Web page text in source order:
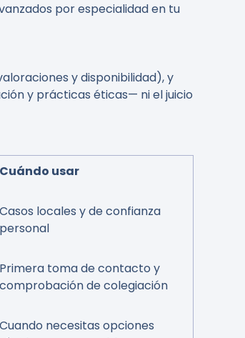
por especialidad en tu
y disponibilidad), y
y prácticas éticas— ni el juicio
Cuándo usar
Casos locales y de confianza
personal
Primera toma de contacto y
comprobación de colegiación
Cuando necesitas opciones